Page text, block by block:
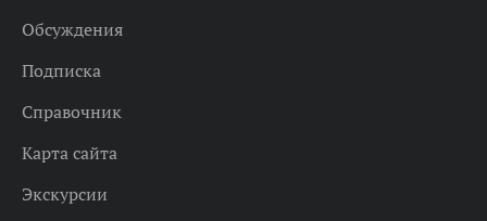
Обсуждения
Подписка
Справочник
Карта сайта
Экскурсии